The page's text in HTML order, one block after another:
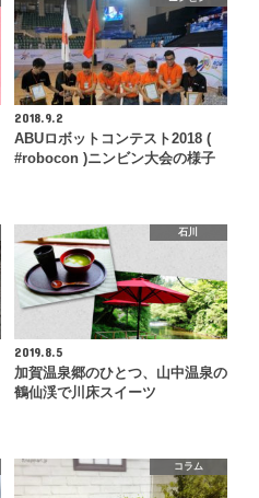
2018.9.2
ABUロボットコンテスト2018 (
#robocon )ニンビン大会の様子
石川
2019.8.5
加賀温泉郷のひとつ、山中温泉の
鶴仙渓で川床スイーツ
コラム